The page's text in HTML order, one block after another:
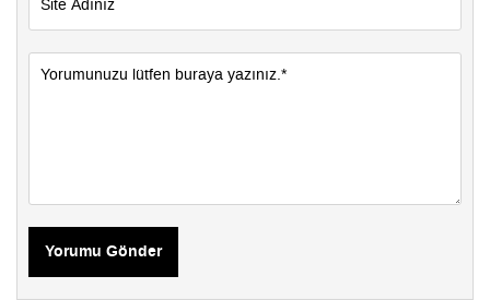
Yorumu Gönder